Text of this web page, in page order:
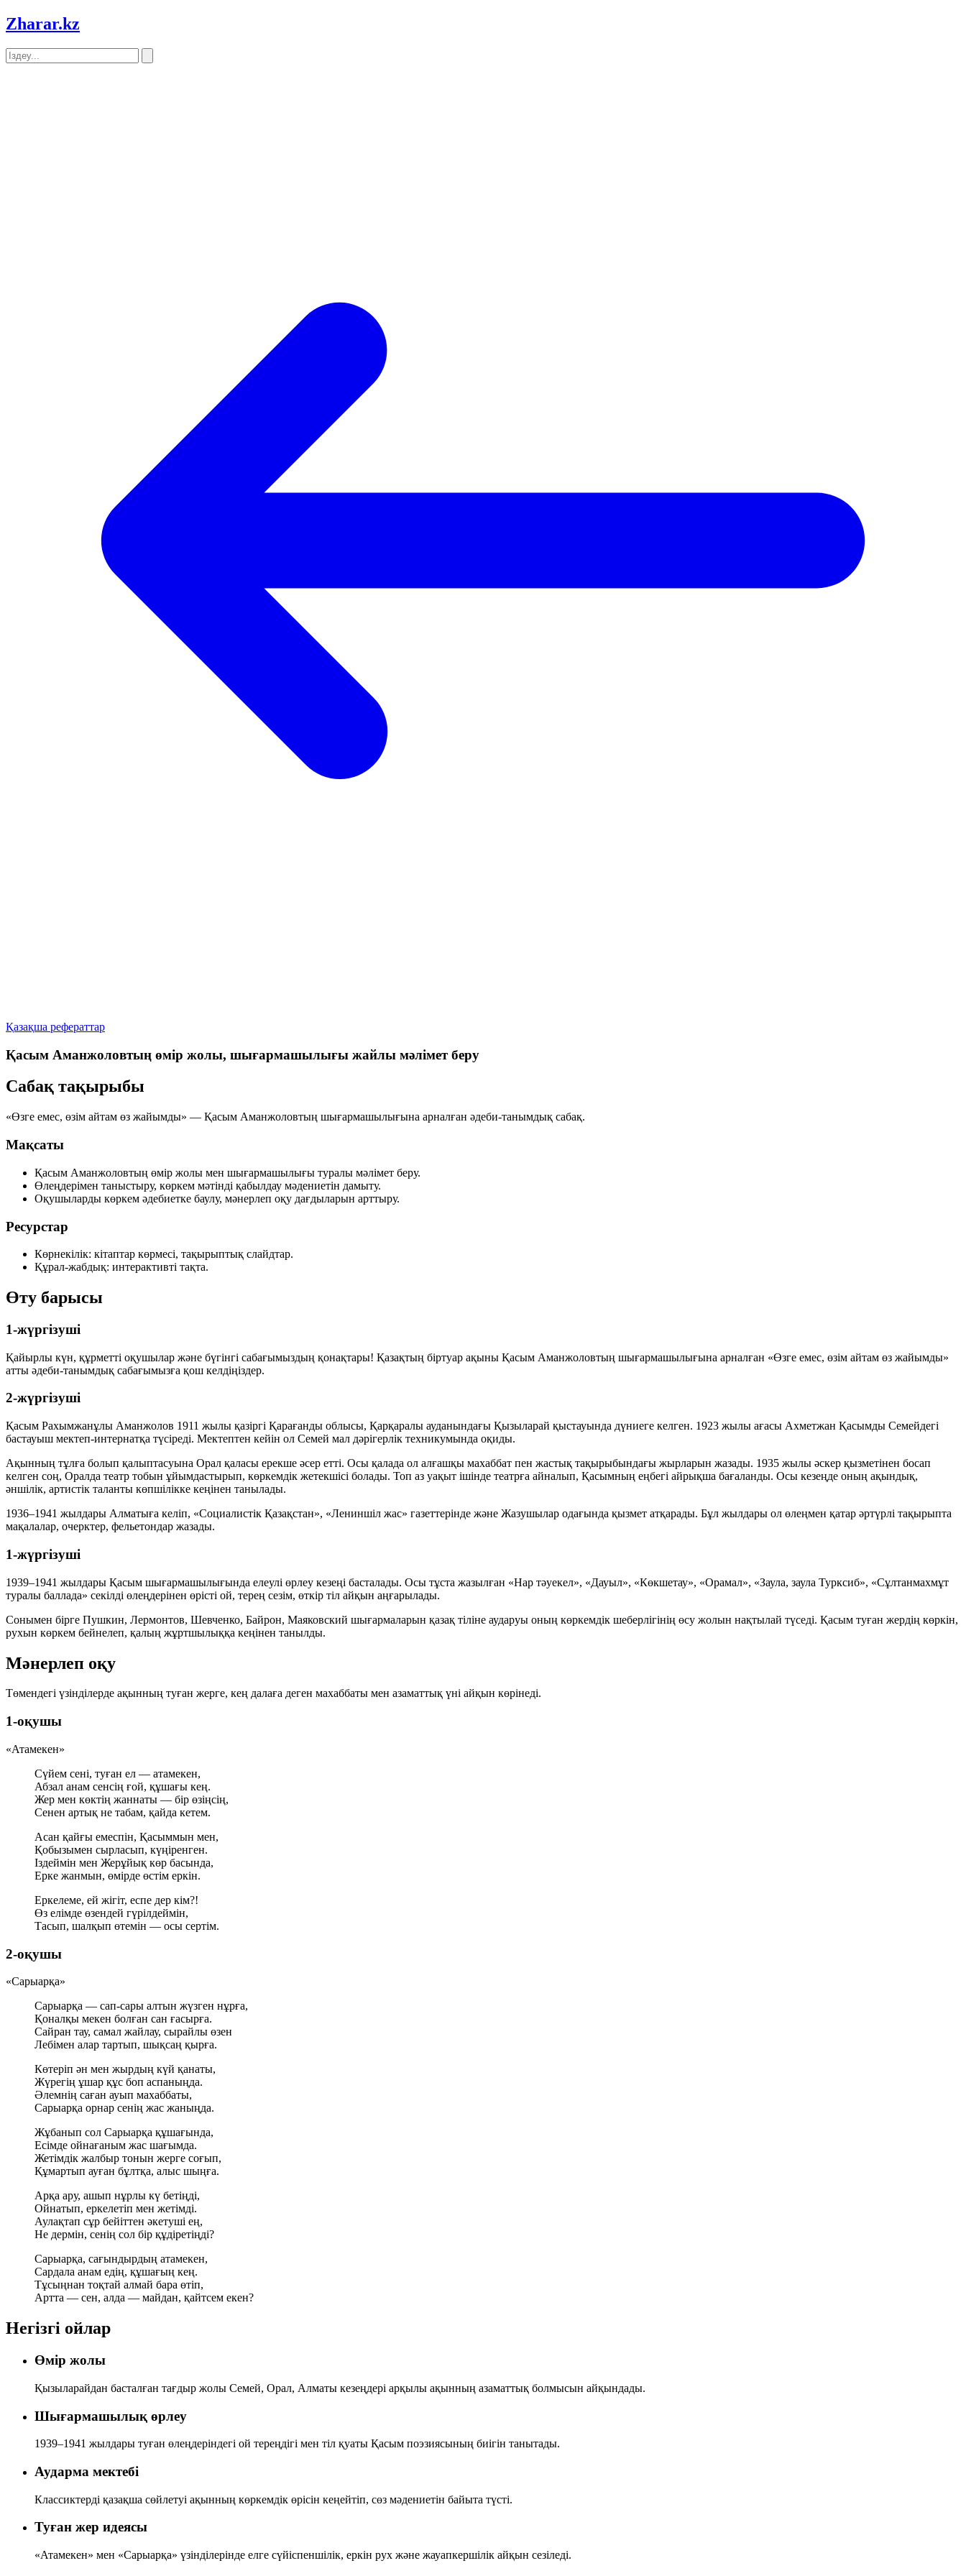
Zharar.kz
Қазақша рефераттар
Қасым Аманжоловтың өмір жолы, шығармашылығы жайлы мәлімет беру
Сабақ тақырыбы
«Өзге емес, өзім айтам өз жайымды» — Қасым Аманжоловтың шығармашылығына арналған әдеби-танымдық сабақ.
Мақсаты
Қасым Аманжоловтың өмір жолы мен шығармашылығы туралы мәлімет беру.
Өлеңдерімен таныстыру, көркем мәтінді қабылдау мәдениетін дамыту.
Оқушыларды көркем әдебиетке баулу, мәнерлеп оқу дағдыларын арттыру.
Ресурстар
Көрнекілік: кітаптар көрмесі, тақырыптық слайдтар.
Құрал-жабдық: интерактивті тақта.
Өту барысы
1-жүргізуші
Қайырлы күн, құрметті оқушылар және бүгінгі сабағымыздың қонақтары! Қазақтың біртуар ақыны Қасым Аманжоловтың шығармашылығына арналған «Өзге емес, өзім айтам өз жайымды»
атты әдеби-танымдық сабағымызға қош келдіңіздер.
2-жүргізуші
Қасым Рахымжанұлы Аманжолов 1911 жылы қазіргі Қарағанды облысы, Қарқаралы ауданындағы Қызыларай қыстауында дүниеге келген. 1923 жылы ағасы Ахметжан Қасымды Семейдегі
бастауыш мектеп-интернатқа түсіреді. Мектептен кейін ол Семей мал дәрігерлік техникумында оқиды.
Ақынның тұлға болып қалыптасуына Орал қаласы ерекше әсер етті. Осы қалада ол алғашқы махаббат пен жастық тақырыбындағы жырларын жазады. 1935 жылы әскер қызметінен босап
келген соң, Оралда театр тобын ұйымдастырып, көркемдік жетекшісі болады. Топ аз уақыт ішінде театрға айналып, Қасымның еңбегі айрықша бағаланды. Осы кезеңде оның ақындық,
әншілік, артистік таланты көпшілікке кеңінен танылады.
1936–1941 жылдары Алматыға келіп, «Социалистік Қазақстан», «Лениншіл жас» газеттерінде және Жазушылар одағында қызмет атқарады. Бұл жылдары ол өлеңмен қатар әртүрлі тақырыпта
мақалалар, очерктер, фельетондар жазады.
1-жүргізуші
1939–1941 жылдары Қасым шығармашылығында елеулі өрлеу кезеңі басталады. Осы тұста жазылған «Нар тәуекел», «Дауыл», «Көкшетау», «Орамал», «Заула, заула Турксиб», «Сұлтанмахмұт
туралы баллада» секілді өлеңдерінен өрісті ой, терең сезім, өткір тіл айқын аңғарылады.
Сонымен бірге Пушкин, Лермонтов, Шевченко, Байрон, Маяковский шығармаларын қазақ тіліне аударуы оның көркемдік шеберлігінің өсу жолын нақтылай түседі. Қасым туған жердің көркін,
рухын көркем бейнелеп, қалың жұртшылыққа кеңінен танылды.
Мәнерлеп оқу
Төмендегі үзінділерде ақынның туған жерге, кең далаға деген махаббаты мен азаматтық үні айқын көрінеді.
1-оқушы
«Атамекен»
Сүйем сені, туған ел — атамекен,
Абзал анам сенсің ғой, құшағы кең.
Жер мен көктің жаннаты — бір өзіңсің,
Сенен артық не табам, қайда кетем.
Асан қайғы емеспін, Қасыммын мен,
Қобызымен сырласып, күңіренген.
Іздеймін мен Жерұйық көр басында,
Ерке жанмын, өмірде өстім еркін.
Еркелеме, ей жігіт, еспе дер кім?!
Өз елімде өзендей гүрілдеймін,
Тасып, шалқып өтемін — осы сертім.
2-оқушы
«Сарыарқа»
Сарыарқа — сап-сары алтын жүзген нұрға,
Қоналқы мекен болған сан ғасырға.
Сайран тау, самал жайлау, сырайлы өзен
Лебімен алар тартып, шықсаң қырға.
Көтеріп ән мен жырдың күй қанаты,
Жүрегің ұшар құс боп аспаныңда.
Әлемнің саған ауып махаббаты,
Сарыарқа орнар сенің жас жаныңда.
Жұбанып сол Сарыарқа құшағында,
Есімде ойнағаным жас шағымда.
Жетімдік жалбыр тонын жерге соғып,
Құмартып ауған бұлтқа, алыс шыңға.
Арқа ару, ашып нұрлы кү бетіңді,
Ойнатып, еркелетіп мен жетімді.
Аулақтап сұр бейіттен әкетуші ең,
Не дермін, сенің сол бір құдіретіңді?
Сарыарқа, сағындырдың атамекен,
Сардала анам едің, құшағың кең.
Тұсыңнан тоқтай алмай бара өтіп,
Артта — сен, алда — майдан, қайтсем екен?
Негізгі ойлар
Өмір жолы
Қызыларайдан басталған тағдыр жолы Семей, Орал, Алматы кезеңдері арқылы ақынның азаматтық болмысын айқындады.
Шығармашылық өрлеу
1939–1941 жылдары туған өлеңдеріндегі ой тереңдігі мен тіл қуаты Қасым поэзиясының биігін танытады.
Аударма мектебі
Классиктерді қазақша сөйлетуі ақынның көркемдік өрісін кеңейтіп, сөз мәдениетін байыта түсті.
Туған жер идеясы
«Атамекен» мен «Сарыарқа» үзінділерінде елге сүйіспеншілік, еркін рух және жауапкершілік айқын сезіледі.